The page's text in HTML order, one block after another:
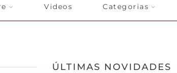
Videos Categorias
ÚLTIMAS NOVIDADES